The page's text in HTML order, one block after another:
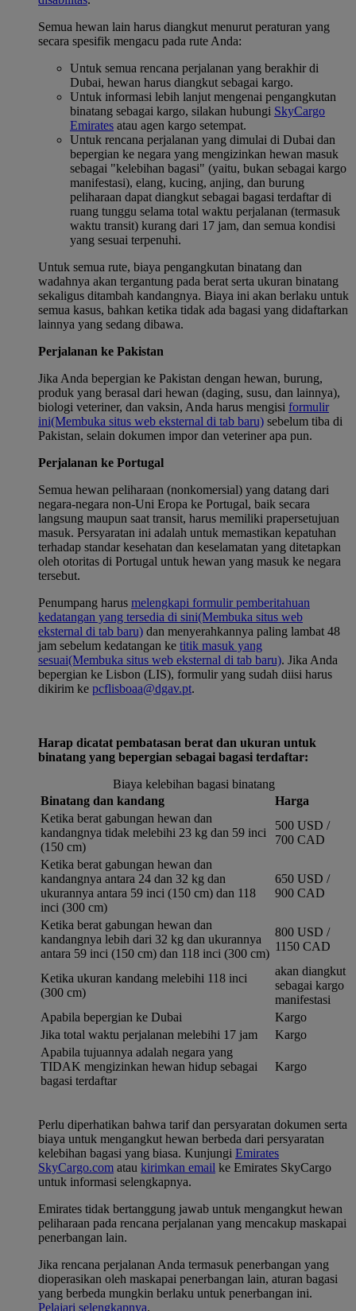
Semua hewan lain harus diangkut menurut peraturan yang
secara spesifik mengacu pada rute Anda:
Untuk semua rencana perjalanan yang berakhir di
Dubai, hewan harus diangkut sebagai kargo.
Untuk informasi lebih lanjut mengenai pengangkutan
binatang sebagai kargo, silakan hubungi SkyCargo
Emirates atau agen kargo setempat.
Untuk rencana perjalanan yang dimulai di Dubai dan
bepergian ke negara yang mengizinkan hewan masuk
sebagai "kelebihan bagasi" (yaitu, bukan sebagai kargo
manifestasi), elang, kucing, anjing, dan burung
peliharaan dapat diangkut sebagai bagasi terdaftar di
ruang tunggu selama total waktu perjalanan (termasuk
waktu transit) kurang dari 17 jam, dan semua kondisi
yang sesuai terpenuhi.
Untuk semua rute, biaya pengangkutan binatang dan
wadahnya akan tergantung pada berat serta ukuran binatang
sekaligus ditambah kandangnya. Biaya ini akan berlaku untuk
semua kasus, bahkan ketika tidak ada bagasi yang didaftarkan
lainnya yang sedang dibawa.
Perjalanan ke Pakistan
Jika Anda bepergian ke Pakistan dengan hewan, burung,
produk yang berasal dari hewan (daging, susu, dan lainnya),
biologi veteriner, dan vaksin, Anda harus mengisi formulir
ini(Membuka situs web eksternal di tab baru) sebelum tiba di
Pakistan, selain dokumen impor dan veteriner apa pun.
Perjalanan ke Portugal
Semua hewan peliharaan (nonkomersial) yang datang dari
negara-negara non-Uni Eropa ke Portugal, baik secara
langsung maupun saat transit, harus memiliki prapersetujuan
masuk. Persyaratan ini adalah untuk memastikan kepatuhan
terhadap standar kesehatan dan keselamatan yang ditetapkan
oleh otoritas di Portugal untuk hewan yang masuk ke negara
tersebut.
Penumpang harus melengkapi formulir pemberitahuan
kedatangan yang tersedia di sini(Membuka situs web
eksternal di tab baru) dan menyerahkannya paling lambat 48
jam sebelum kedatangan ke titik masuk yang
sesuai(Membuka situs web eksternal di tab baru). Jika Anda
bepergian ke Lisbon (LIS), formulir yang sudah diisi harus
dikirim ke pcflisboaa@dgav.pt.
Harap dicatat pembatasan berat dan ukuran untuk
binatang yang bepergian sebagai bagasi terdaftar:
Biaya kelebihan bagasi binatang
Binatang dan kandang
Harga
Ketika berat gabungan hewan dan
kandangnya tidak melebihi 23 kg dan 59 inci
(150 cm)
500 USD /
700 CAD
Ketika berat gabungan hewan dan
kandangnya antara 24 dan 32 kg dan
ukurannya antara 59 inci (150 cm) dan 118
inci (300 cm)
650 USD /
900 CAD
Ketika berat gabungan hewan dan
kandangnya lebih dari 32 kg dan ukurannya
antara 59 inci (150 cm) dan 118 inci (300 cm)
800 USD /
1150 CAD
Ketika ukuran kandang melebihi 118 inci
(300 cm)
akan diangkut
sebagai kargo
manifestasi
Apabila bepergian ke Dubai
Kargo
Jika total waktu perjalanan melebihi 17 jam
Kargo
Apabila tujuannya adalah negara yang
TIDAK mengizinkan hewan hidup sebagai
bagasi terdaftar
Kargo
Perlu diperhatikan bahwa tarif dan persyaratan dokumen serta
biaya untuk mengangkut hewan berbeda dari persyaratan
kelebihan bagasi yang biasa. Kunjungi Emirates
SkyCargo.com atau kirimkan email ke Emirates SkyCargo
untuk informasi selengkapnya.
Emirates tidak bertanggung jawab untuk mengangkut hewan
peliharaan pada rencana perjalanan yang mencakup maskapai
penerbangan lain.
Jika rencana perjalanan Anda termasuk penerbangan yang
dioperasikan oleh maskapai penerbangan lain, aturan bagasi
yang berbeda mungkin berlaku untuk penerbangan ini.
Pelajari selengkapnya.